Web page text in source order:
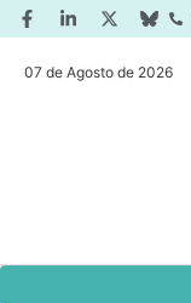
07 de Agosto de 2026